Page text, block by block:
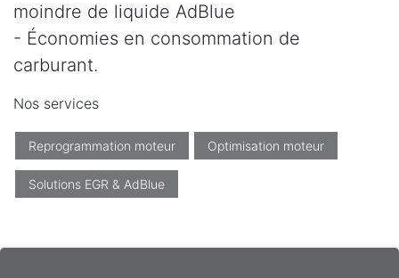
moindre de liquide AdBlue
- Économies en consommation de
carburant.
Nos services
Reprogrammation moteur Optimisation moteur
Solutions EGR & AdBlue